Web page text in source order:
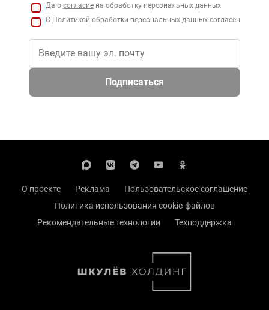
Даю согласие на обработку персональных данных
С Политикой обработки персональных данных согласен
Подписаться
О проекте Реклама
Пользовательское соглашение
Политика использования cookie-файлов
Рекомендательные технологии
Техподдержка